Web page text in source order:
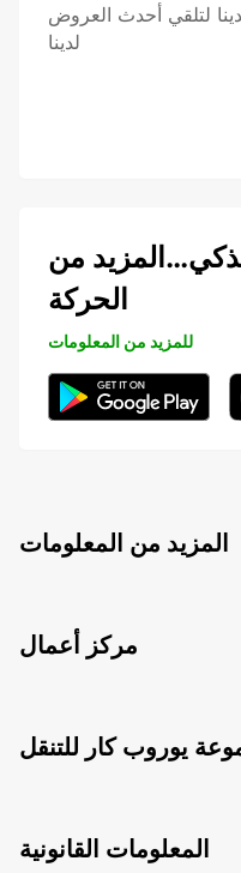
لتلقي أحدث العروض
لدينا
من
الحركة
للمزيد من المعلومات
المزيد من المعلومات
مركز أعمال
يوروب كار للتنقل
المعلومات القانونية